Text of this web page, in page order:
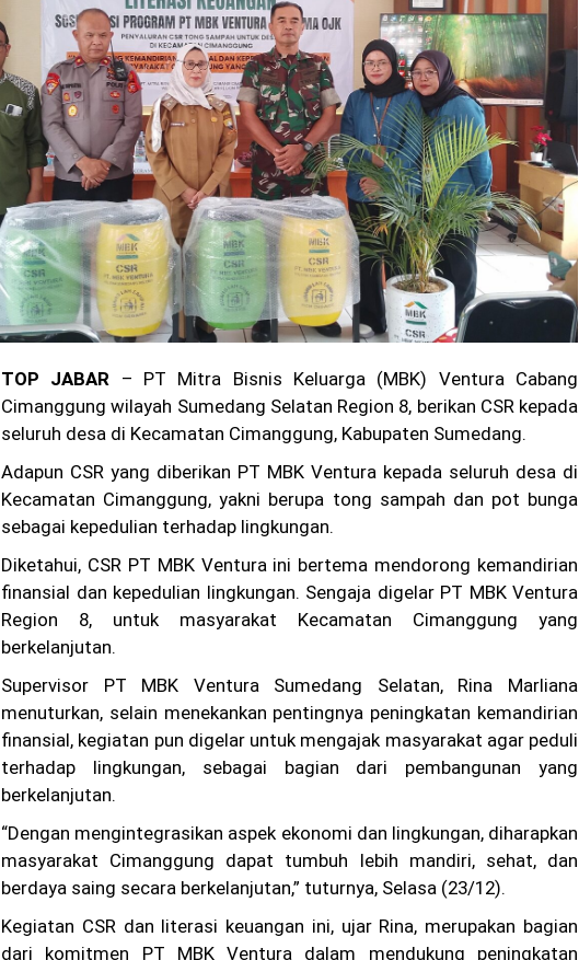
TOP JABAR – PT Mitra Bisnis Keluarga (MBK) Ventura Cabang
Cimanggung wilayah Sumedang Selatan Region 8, berikan CSR kepada
seluruh desa di Kecamatan Cimanggung, Kabupaten Sumedang.
Adapun CSR yang diberikan PT MBK Ventura kepada seluruh desa di
Kecamatan Cimanggung, yakni berupa tong sampah dan pot bunga
sebagai kepedulian terhadap lingkungan.
Diketahui, CSR PT MBK Ventura ini bertema mendorong kemandirian
finansial dan kepedulian lingkungan. Sengaja digelar PT MBK Ventura
Region 8, untuk masyarakat Kecamatan Cimanggung yang
berkelanjutan.
Supervisor PT MBK Ventura Sumedang Selatan, Rina Marliana
menuturkan, selain menekankan pentingnya peningkatan kemandirian
finansial, kegiatan pun digelar untuk mengajak masyarakat agar peduli
terhadap lingkungan, sebagai bagian dari pembangunan yang
berkelanjutan.
“Dengan mengintegrasikan aspek ekonomi dan lingkungan, diharapkan
masyarakat Cimanggung dapat tumbuh lebih mandiri, sehat, dan
berdaya saing secara berkelanjutan,” tuturnya, Selasa (23/12).
Kegiatan CSR dan literasi keuangan ini, ujar Rina, merupakan bagian
dari komitmen PT MBK Ventura dalam mendukung peningkatan